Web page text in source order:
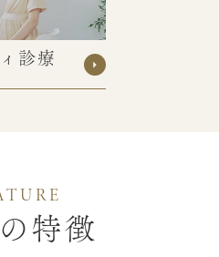
診療
特徴